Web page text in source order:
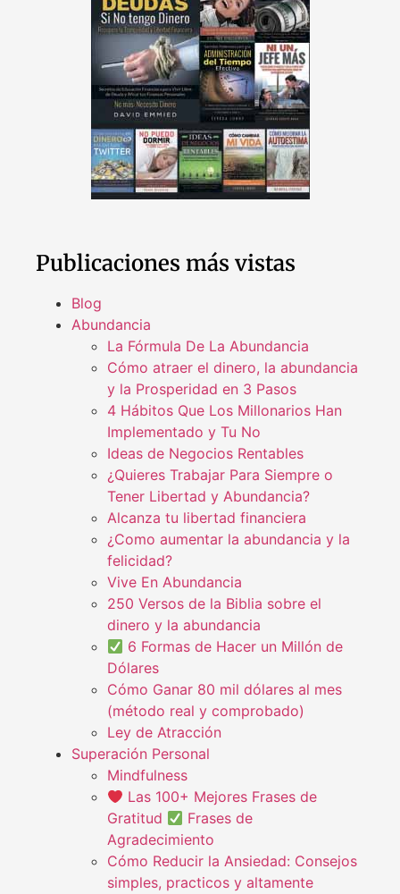
Publicaciones más vistas
Blog
Abundancia
La Fórmula De La Abundancia
Cómo atraer el dinero, la abundancia
y la Prosperidad en 3 Pasos
4 Hábitos Que Los Millonarios Han
Implementado y Tu No
Ideas de Negocios Rentables
¿Quieres Trabajar Para Siempre o
Tener Libertad y Abundancia?
Alcanza tu libertad financiera
¿Como aumentar la abundancia y la
felicidad?
Vive En Abundancia
250 Versos de la Biblia sobre el
dinero y la abundancia
6 Formas de Hacer un Millón de
Dólares
Cómo Ganar 80 mil dólares al mes
(método real y comprobado)
Ley de Atracción
Superación Personal
Mindfulness
Las 100+ Mejores Frases de
Gratitud
Frases de
Agradecimiento
Cómo Reducir la Ansiedad: Consejos
simples, practicos y altamente